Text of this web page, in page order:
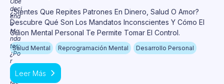
¿Sientes Que Repites Patrones En Dinero, Salud O Amor?
Descubre Qué Son Los Mandatos Inconscientes Y Cómo El
Guion Mental Personal Te Permite Tomar El Control.
Salud Mental Reprogramación Mental Desarrollo Personal
Leer Más